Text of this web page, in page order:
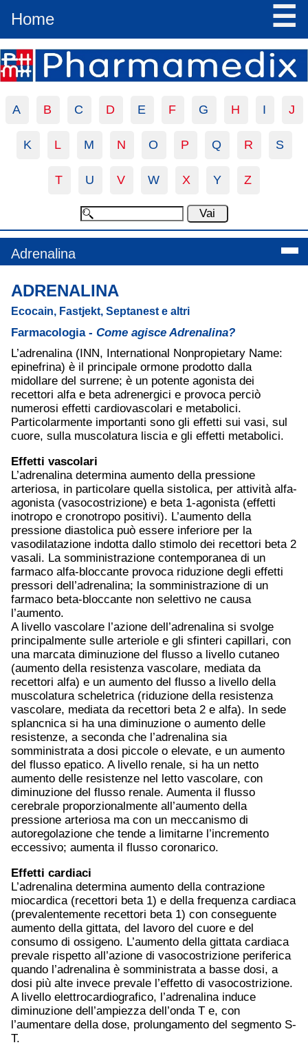
Home ☰
A B C D E F G H I J
K L M N O P Q R S
T U V W X Y Z
Adrenalina
ADRENALINA
Ecocain, Fastjekt, Septanest e altri
Farmacologia - Come agisce Adrenalina?
L’adrenalina (INN, International Nonpropietary Name:
epinefrina) è il principale ormone prodotto dalla
midollare del surrene; è un potente agonista dei
recettori alfa e beta adrenergici e provoca perciò
numerosi effetti cardiovascolari e metabolici.
Particolarmente importanti sono gli effetti sui vasi, sul
cuore, sulla muscolatura liscia e gli effetti metabolici.
Effetti vascolari
L’adrenalina determina aumento della pressione
arteriosa, in particolare quella sistolica, per attività alfa-
agonista (vasocostrizione) e beta 1-agonista (effetti
inotropo e cronotropo positivi). L’aumento della
pressione diastolica può essere inferiore per la
vasodilatazione indotta dallo stimolo dei recettori beta 2
vasali. La somministrazione contemporanea di un
farmaco alfa-bloccante provoca riduzione degli effetti
pressori dell’adrenalina; la somministrazione di un
farmaco beta-bloccante non selettivo ne causa
l’aumento.
A livello vascolare l’azione dell’adrenalina si svolge
principalmente sulle arteriole e gli sfinteri capillari, con
una marcata diminuzione del flusso a livello cutaneo
(aumento della resistenza vascolare, mediata da
recettori alfa) e un aumento del flusso a livello della
muscolatura scheletrica (riduzione della resistenza
vascolare, mediata da recettori beta 2 e alfa). In sede
splancnica si ha una diminuzione o aumento delle
resistenze, a seconda che l’adrenalina sia
somministrata a dosi piccole o elevate, e un aumento
del flusso epatico. A livello renale, si ha un netto
aumento delle resistenze nel letto vascolare, con
diminuzione del flusso renale. Aumenta il flusso
cerebrale proporzionalmente all’aumento della
pressione arteriosa ma con un meccanismo di
autoregolazione che tende a limitarne l’incremento
eccessivo; aumenta il flusso coronarico.
Effetti cardiaci
L’adrenalina determina aumento della contrazione
miocardica (recettori beta 1) e della frequenza cardiaca
(prevalentemente recettori beta 1) con conseguente
aumento della gittata, del lavoro del cuore e del
consumo di ossigeno. L’aumento della gittata cardiaca
prevale rispetto all’azione di vasocostrizione periferica
quando l’adrenalina è somministrata a basse dosi, a
dosi più alte invece prevale l’effetto di vasocostrizione.
A livello elettrocardiografico, l’adrenalina induce
diminuzione dell’ampiezza dell’onda T e, con
l’aumentare della dose, prolungamento del segmento S-
T.